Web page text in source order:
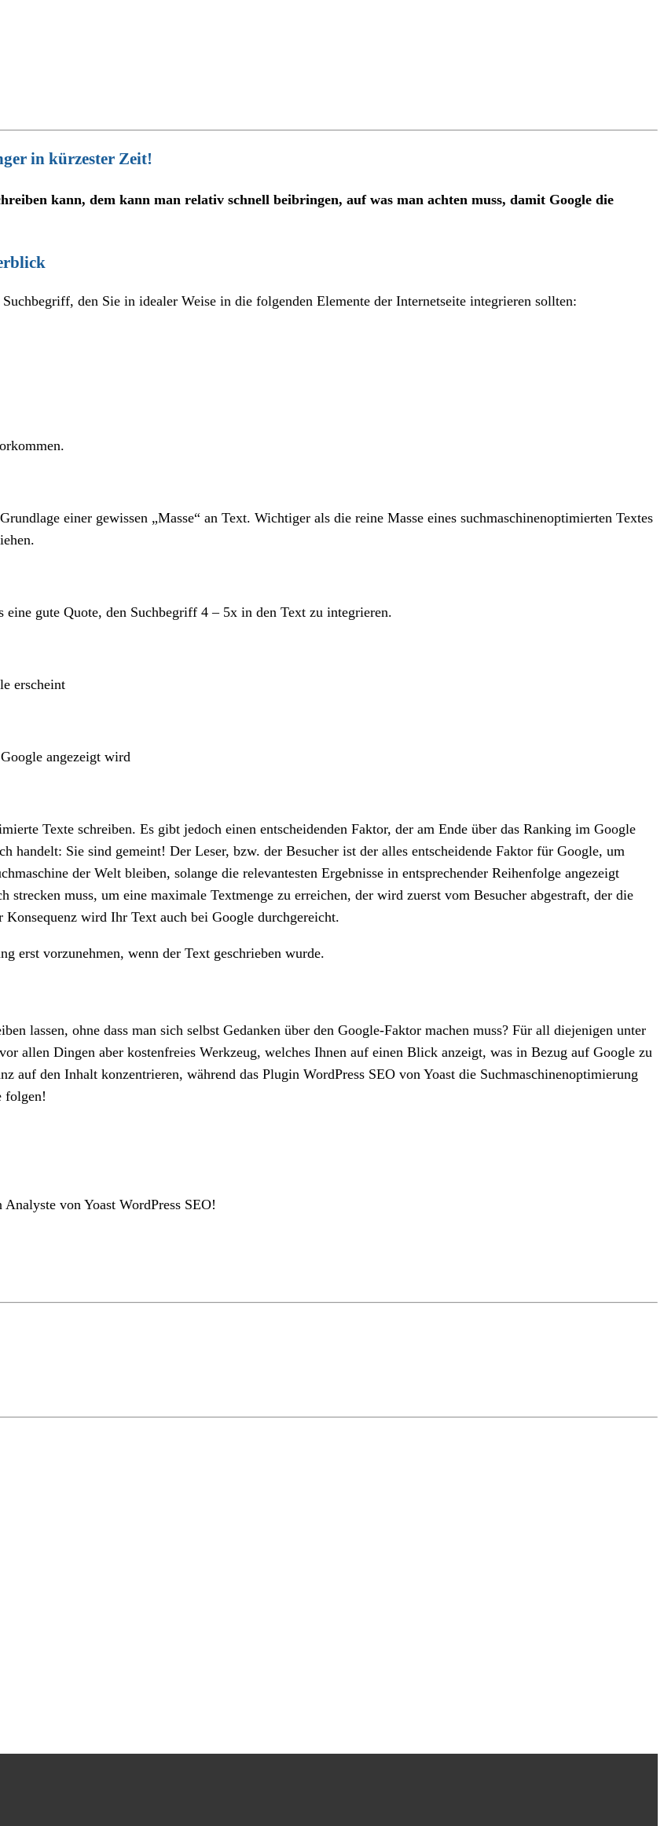
in kürzester Zeit!
kann, dem kann man relativ schnell beibringen, auf was man achten muss, damit Google die
den Sie in idealer Weise in die folgenden Elemente der Internetseite integrieren sollten:
einer gewissen „Masse“ an Text. Wichtiger als die reine Masse eines suchmaschinenoptimierten Textes
gute Quote, den Suchbegriff 4 – 5x in den Text zu integrieren.
erscheint
angezeigt wird
Texte schreiben. Es gibt jedoch einen entscheidenden Faktor, der am Ende über das Ranking im Google
handelt: Sie sind gemeint! Der Leser, bzw. der Besucher ist der alles entscheidende Faktor für Google, um
der Welt bleiben, solange die relevantesten Ergebnisse in entsprechender Reihenfolge angezeigt
strecken muss, um eine maximale Textmenge zu erreichen, der wird zuerst vom Besucher abgestraft, der die
wird Ihr Text auch bei Google durchgereicht.
erst vorzunehmen, wenn der Text geschrieben wurde.
lassen, ohne dass man sich selbst Gedanken über den Google-Faktor machen muss? Für all diejenigen unter
allen Dingen aber kostenfreies Werkzeug, welches Ihnen auf einen Blick anzeigt, was in Bezug auf Google zu
auf den Inhalt konzentrieren, während das Plugin WordPress SEO von Yoast die Suchmaschinenoptimierung
folgen!
von Yoast WordPress SEO!